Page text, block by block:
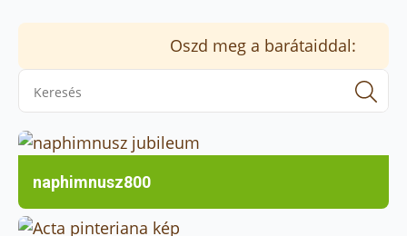
Oszd meg a barátaiddal:
naphimnusz800